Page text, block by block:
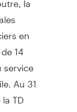
en
14
Au 31
TD